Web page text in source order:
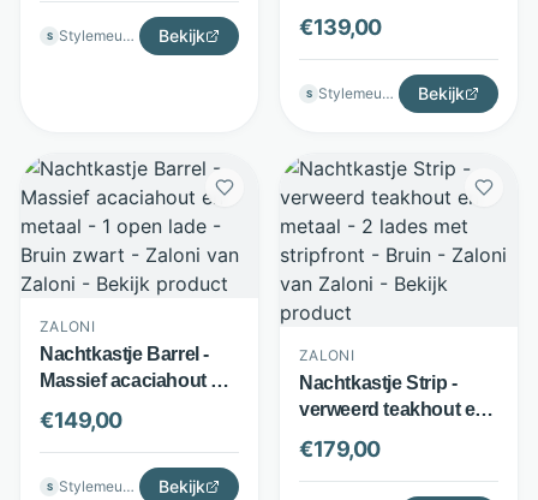
S Stylemeubels Bekijk
metaal - 1 lade met
golfontwerp - bruin -
Zaloni
€139,00
S Stylemeubels Bekijk
ZALONI
Nachtkastje Barrel -
Massief acaciahout en
metaal - 1 open lade -
Bruin zwart - Zaloni
€149,00
S Stylemeubels Bekijk
ZALONI
Nachtkastje Strip -
verweerd teakhout en
metaal - 2 lades met
stripfront - Bruin -
Zaloni
€179,00